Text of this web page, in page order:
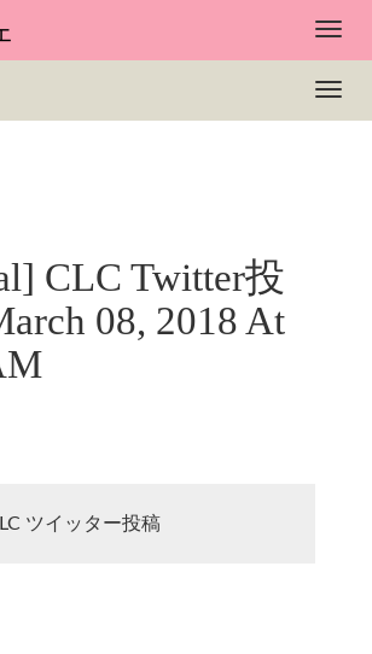
CLC Twitter投
08, 2018 At
ツイッター投稿